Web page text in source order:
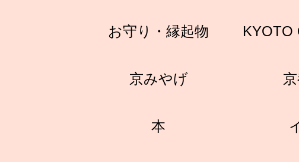
お守り・縁起物 KYOTO
京みやげ
本